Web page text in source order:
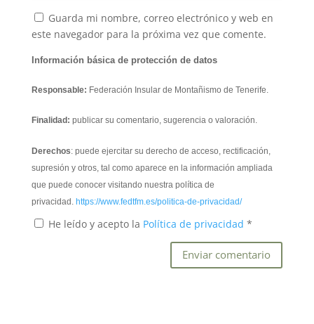
Guarda mi nombre, correo electrónico y web en
este navegador para la próxima vez que comente.
Información básica de protección de datos
Responsable: Federación Insular de Montañismo de Tenerife.
Finalidad: publicar su comentario, sugerencia o valoración.
Derechos: puede ejercitar su derecho de acceso, rectificación,
supresión y otros, tal como aparece en la información ampliada
que puede conocer visitando nuestra política de
privacidad. https://www.fedtfm.es/politica-de-privacidad/
He leído y acepto la Política de privacidad *